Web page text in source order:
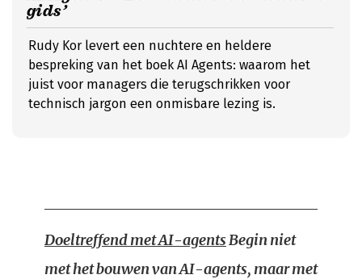
gids’
Rudy Kor levert een nuchtere en heldere
bespreking van het boek AI Agents: waarom het
juist voor managers die terugschrikken voor
technisch jargon een onmisbare lezing is.
Doeltreffend met AI-agentsBegin niet
met het bouwen van AI-agents, maar met